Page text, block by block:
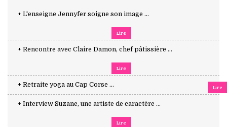
+ L'enseigne Jennyfer soigne son image ...
Lire
+ Rencontre avec Claire Damon, chef pâtissière ...
Lire
+ Retraite yoga au Cap Corse ... Lire
+ Interview Suzane, une artiste de caractère ...
Lire